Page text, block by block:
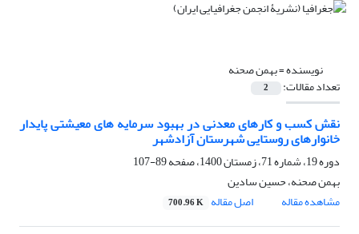
نویسنده =بهمن صحنه
تعداد مقالات: 2
نقش کسب و کارهای معدنی در بهبود سرمایه های معیشتی پایدار
خانوارهای روستایی شهرستان آزادشهر
دوره 19، شماره 71، زمستان 1400، صفحه
89-107
بهمن صحنه، حسین سادین
مشاهده مقاله
اصل مقاله 700.96 K